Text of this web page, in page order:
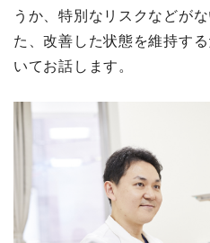
うか、特別なリスクなどが
た、改善した状態を維持す
いてお話します。